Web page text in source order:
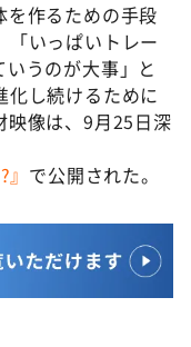
を作るための手段
「いっぱいトレー
うのが大事」と
化し続けるために
像は、9月25日深
で公開された。